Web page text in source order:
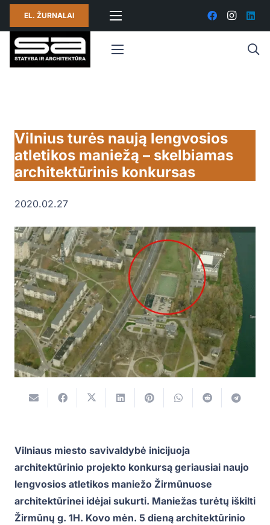
EL. ŽURNALAI
Vilnius turės naują lengvosios
atletikos maniežą – skelbiamas
architektūrinis konkursas
2020.02.27
Vilniaus miesto savivaldybė inicijuoja
architektūrinio projekto konkursą geriausiai naujo
lengvosios atletikos maniežo Žirmūnuose
architektūrinei idėjai sukurti. Maniežas turėtų iškilti
Žirmūnų g. 1H. Kovo mėn. 5 dieną architektūrinio